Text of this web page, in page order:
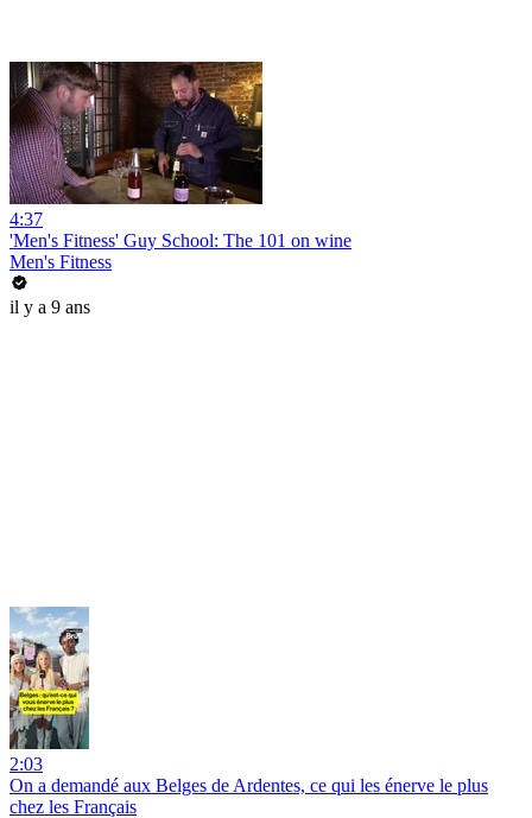
4:37
'Men's Fitness' Guy School: The 101 on wine
Men's Fitness
il y a 9 ans
2:03
On a demandé aux Belges de Ardentes, ce qui les énerve le plus
chez les Français